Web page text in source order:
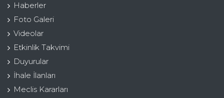
Haberler
Foto Galeri
Videolar
Etkinlik Takvimi
Duyurular
İhale İlanları
Meclis Kararları